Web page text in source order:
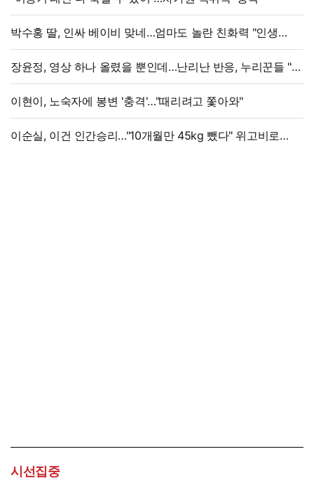
박수홍 딸, 인싸 베이비 맞네…엄마도 놀란 친화력 "인생
N회차"
장윤정, 영상 하나 올렸을 뿐인데…난리난 반응, 누리꾼들 "더
예뻐졌네요" 술렁
이현이, 노숙자에 봉변 '충격'…"때리려고 쫓아와"
이순실, 이건 인간승리…"10개월만 45kg 뺐다" 위고비로
시선집중